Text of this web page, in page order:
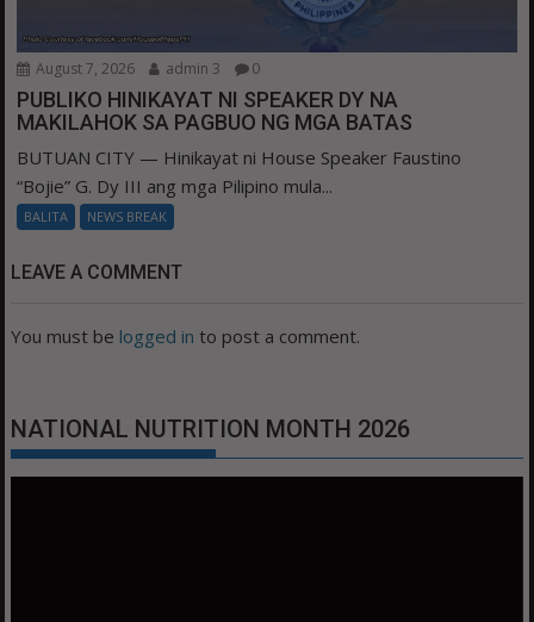
August 7, 2026 admin 3 0
PUBLIKO HINIKAYAT NI SPEAKER DY NA
MAKILAHOK SA PAGBUO NG MGA BATAS
BUTUAN CITY — Hinikayat ni House Speaker Faustino
“Bojie” G. Dy III ang mga Pilipino mula...
BALITA NEWS BREAK
LEAVE A COMMENT
You must be logged in to post a comment.
NATIONAL NUTRITION MONTH 2026